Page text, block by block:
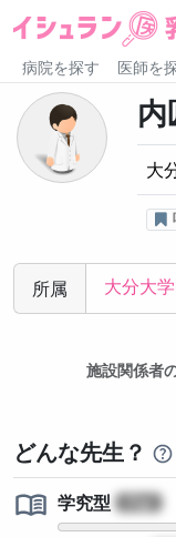
病院を探す 医師を
大
所属 大分大
施設関係者
どんな先生？
学究型
?